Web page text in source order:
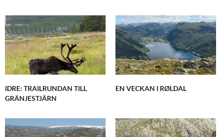
IDRE: TRAILRUNDAN TILL
GRÄNJESTJÄRN
EN VECKAN I RØLDAL